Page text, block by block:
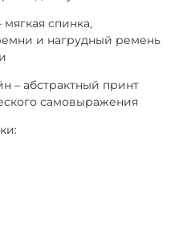
спинка,
и нагрудный ремень
– абстрактный принт
самовыражения